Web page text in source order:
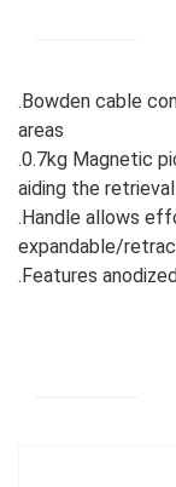
.Bowden cable
areas
.0.7kg Magnetic
aiding the
.Handle allows
expandable/
.Features